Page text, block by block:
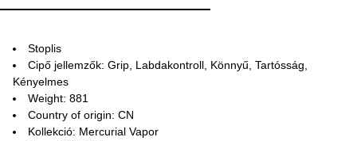
Stoplis
Cipő jellemzők: Grip, Labdakontroll, Könnyű, Tartósság,
Kényelmes
Weight: 881
Country of origin: CN
Kollekció: Mercurial Vapor